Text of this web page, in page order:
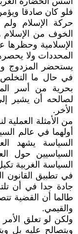
فلو كان صادقا
حركة الإسلام ولم
الخوف من الإسلام
الإسلامية
المحددات ولا
يستحضر المزدوج
في حال ما التخلص
بحرية من أسر
لصالحه أن يشير
الأخر.
من الأمثلة
أولهما في عالم
السياسة يشهد
السياسيين حول
السياسة الغربية
في تطبيق القانون
جادة جدا في أن
طالما أن القضية
والقيمي.
ولكن لو تعلق
ويتصالح عليه بل